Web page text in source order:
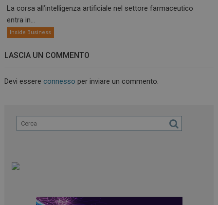
La corsa all’intelligenza artificiale nel settore farmaceutico
entra in...
Inside Business
LASCIA UN COMMENTO
Devi essereconnesso per inviare un commento.